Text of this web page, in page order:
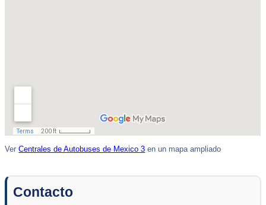
VerCentrales de Autobuses de Mexico 3 en un mapa ampliado
Contacto